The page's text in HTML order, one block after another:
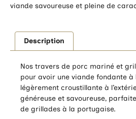
viande savoureuse et pleine de
Description
Nos travers de porc mariné et
pour avoir une viande fondante à
légèrement croustillante à
généreuse et savoureuse,
de grillades à la portugaise.